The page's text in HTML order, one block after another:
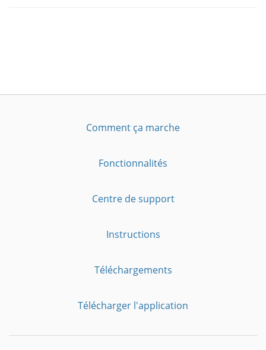
Comment ça marche
Fonctionnalités
Centre de support
Instructions
Téléchargements
Télécharger l'application